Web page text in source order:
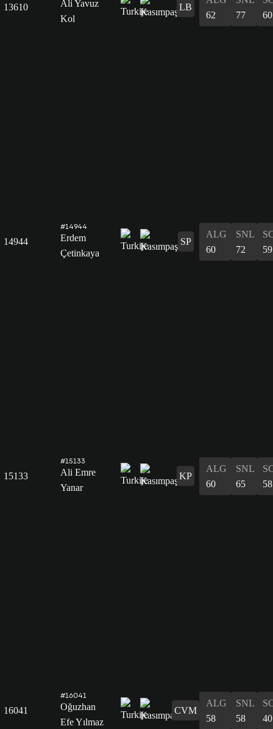
13610
Ali Yavuz
Kol
LB
62
77
60
14944
#14944
Erdem
Çetinkaya
SP
ALG
60
SNL
72
59
15133
#15133
Ali Emre
Yanar
KP
ALG
60
SNL
65
58
16041
#16041
Oğuzhan
Efe Yılmaz
CVM
ALG
58
SNL
58
40